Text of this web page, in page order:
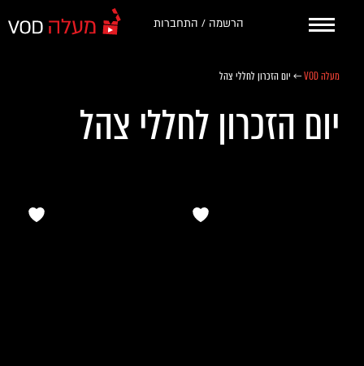
הרשמה / התחברות
מעלה VOD ← יום הזכרון לחללי צהל
יום הזכרון לחללי צהל